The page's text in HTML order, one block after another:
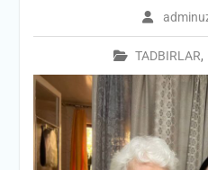
TADBIRLAR,